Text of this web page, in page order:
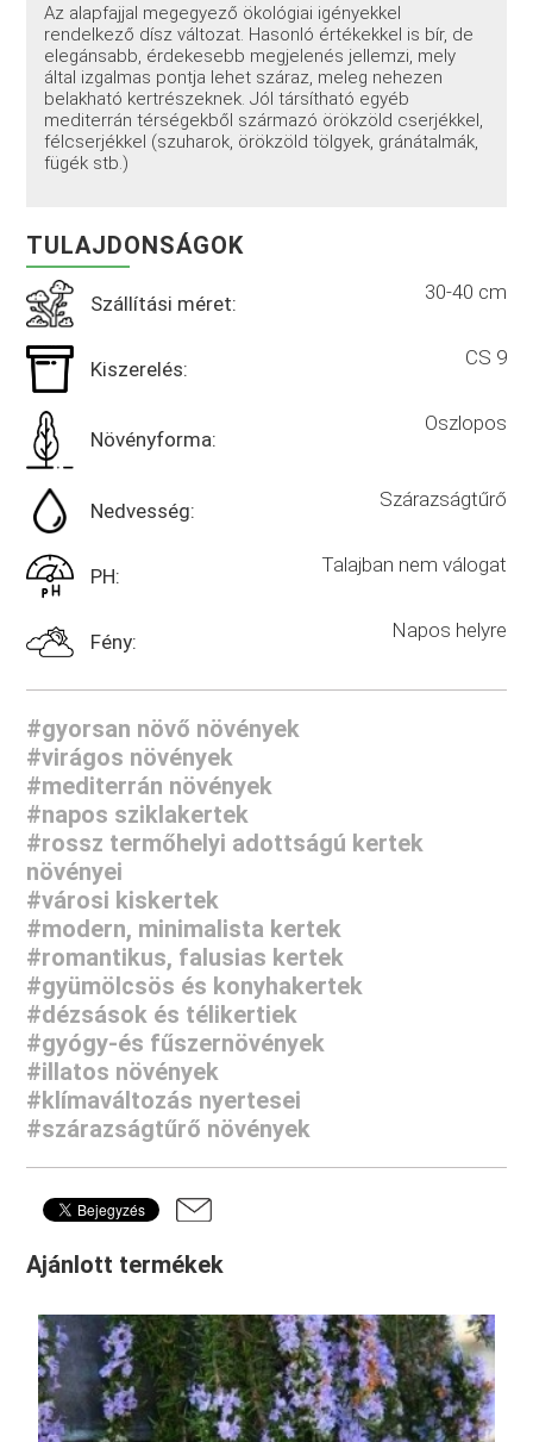
Az alapfajjal megegyező ökológiai igényekkel
rendelkező dísz változat. Hasonló értékekkel is bír, de
elegánsabb, érdekesebb megjelenés jellemzi, mely
által izgalmas pontja lehet száraz, meleg nehezen
belakható kertrészeknek. Jól társítható egyéb
mediterrán térségekből származó örökzöld cserjékkel,
félcserjékkel (szuharok, örökzöld tölgyek, gránátalmák,
fügék stb.)
TULAJDONSÁGOK
Szállítási méret: 30-40 cm
Kiszerelés: CS 9
Növényforma:
Oszlopos
Nedvesség: Szárazságtűrő
PH: Talajban nem válogat
Fény: Napos helyre
#gyorsan növő növények
#virágos növények
#mediterrán növények
#napos sziklakertek
#rossz termőhelyi adottságú kertek
növényei
#városi kiskertek
#modern, minimalista kertek
#romantikus, falusias kertek
#gyümölcsös és konyhakertek
#dézsások és télikertiek
#gyógy-és fűszernövények
#illatos növények
#klímaváltozás nyertesei
#szárazságtűrő növények
Ajánlott termékek